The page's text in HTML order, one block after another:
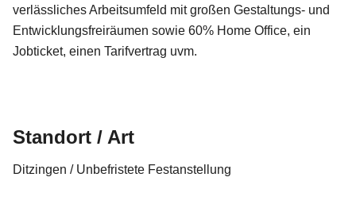
verlässliches Arbeitsumfeld mit großen Gestaltungs- und
Entwicklungsfreiräumen sowie 60% Home Office, ein
Jobticket, einen Tarifvertrag uvm.
Standort / Art
Ditzingen / Unbefristete Festanstellung